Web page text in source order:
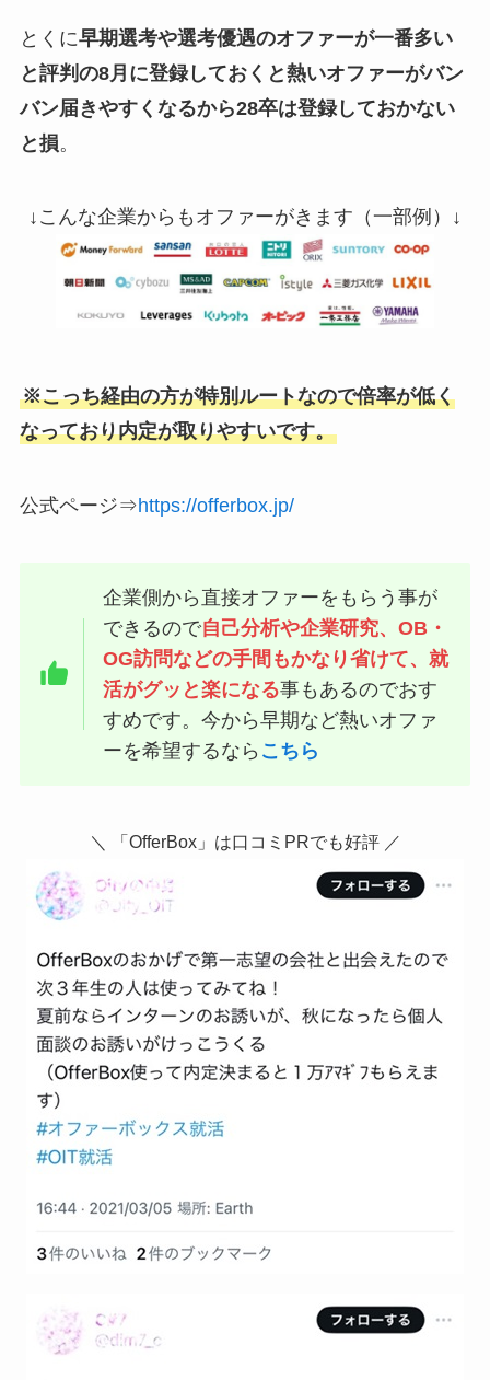
とくに早期選考や選考優遇のオファーが一番多い
と評判の8月に登録しておくと熱いオファーがバン
バン届きやすくなるから28卒は登録しておかない
と損。
↓こんな企業からもオファーがきます（一部例）↓
※こっち経由の方が特別ルートなので倍率が低く
なっており内定が取りやすいです。
公式ページ⇒https://offerbox.jp/
企業側から直接オファーをもらう事が
できるので自己分析や企業研究、OB・
OG訪問などの手間もかなり省けて、就
活がグッと楽になる事もあるのでおす
すめです。今から早期など熱いオファ
ーを希望するなら こちら
＼ 「OfferBox」は口コミPRでも好評 ／